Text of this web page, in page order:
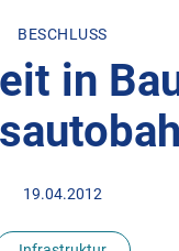
BESCHLUSS
in
19.04.2012